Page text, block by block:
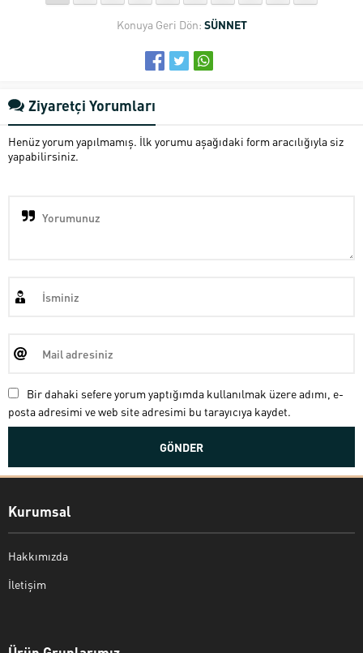
Konuya Geri Dön: SÜNNET
Ziyaretçi Yorumları
Henüz yorum yapılmamış. İlk yorumu aşağıdaki form aracılığıyla siz
yapabilirsiniz.
Bir dahaki sefere yorum yaptığımda kullanılmak üzere adımı, e-
posta adresimi ve web site adresimi bu tarayıcıya kaydet.
Kurumsal
Hakkımızda
İletişim